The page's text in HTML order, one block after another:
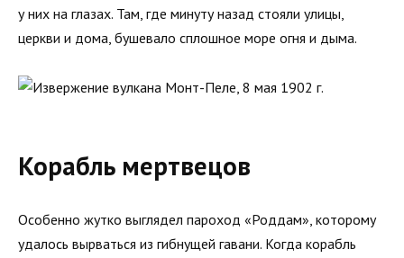
у них на глазах. Там, где минуту назад стояли улицы,
церкви и дома, бушевало сплошное море огня и дыма.
Корабль мертвецов
Особенно жутко выглядел пароход «Роддам», которому
удалось вырваться из гибнущей гавани. Когда корабль